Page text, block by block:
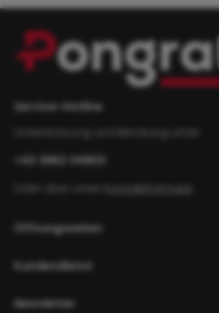
Service-Hotline
+43 3862 34800
Kontaktformular
Öffnungszeiten
Kundendienst
Newsletter